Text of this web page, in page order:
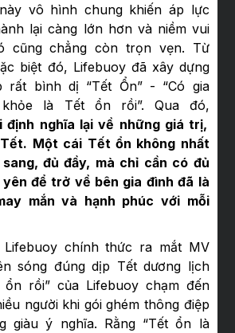
vô hình chung khiến áp lực
lại càng lớn hơn và niềm vui
cũng chẳng còn trọn vẹn. Từ
biệt đó, Lifebuoy đã xây dựng
rất bình dị “Tết Ổn” - “Có gia
là Tết ổn rồi”. Qua đó,
định nghĩa lại về những giá trị,
Một cái Tết ổn không nhất
đủ đầy, mà chỉ cần có đủ
để trở về bên gia đình đã là
mắn và hạnh phúc với mỗi
Lifebuoy chính thức ra mắt MV
sóng đúng dịp Tết dương lịch
ổn rồi” của Lifebuoy chạm đến
người khi gói ghém thông điệp
giàu ý nghĩa. Rằng “Tết ổn là